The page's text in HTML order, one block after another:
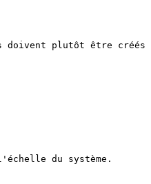
doivent plutôt être
du système.